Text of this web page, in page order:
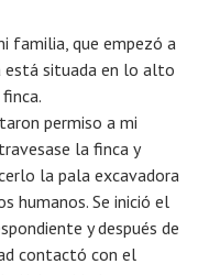
familia, que empezó a
está situada en lo alto
permiso a mi
la finca y
la pala excavadora
humanos. Se inició el
y después de
contactó con el